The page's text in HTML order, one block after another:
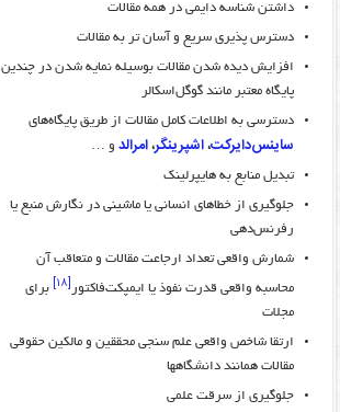
داشتن شناسه دایمی در همه مقالات
دسترس پذیری سریع و آسان تر به مقالات
افزایش دیده شدن مقالات بوسیله نمایه شدن در چندین
پایگاه معتبر مانند گوگل‌اسکالر
دسترسی به اطلاعات کامل مقالات از طریق پایگاه‌های
ساینس‌دایرکت، اشپرینگر، امرالدو …
تبدیل منابع به هایپرلینک
جلوگیری از خطاهای انسانی یا ماشینی در نگارش منبع یا
رفرنس‌دهی
شمارش واقعی تعداد ارجاعت مقالات و متعاقب آن
محاسبه واقعی قدرت نفوذ یا ایمپکت‌فاکتور [۱۸]
برای
مجلات
ارتقا شاخص واقعی علم سنجی محققین و مالکین حقوقی
مقالات همانند دانشگاهها
جلوگیری از سرقت علمی